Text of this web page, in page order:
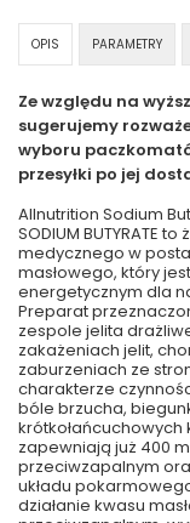
OPIS PARAMETRY
Ze względu na
sugerujemy
wyboru
przesyłki po jej
Allnutrition Sodium
SODIUM BUTYRATE
medycznego w
masłowego, który
energetycznym dla
Preparat
zespole jelita
zakażeniach jelit,
zaburzeniach ze
charakterze
bóle brzucha,
krótkołańcuchowych
zapewniają już 400
przeciwzapalnym
układu pokarmowego.
działanie kwasu